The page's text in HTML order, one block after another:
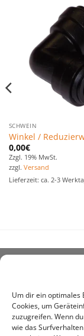
Um dir ein optimales
Cookies, um
zuzugreifen. Wenn
wie das
SCHWEIN
Winkel /
0,00€
Zzgl. 19% MwSt.
zzgl. Versand
Lieferzeit: ca. 2-3